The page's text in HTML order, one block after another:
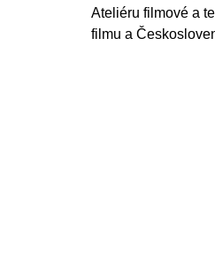
Ateliéru filmové a
filmu a